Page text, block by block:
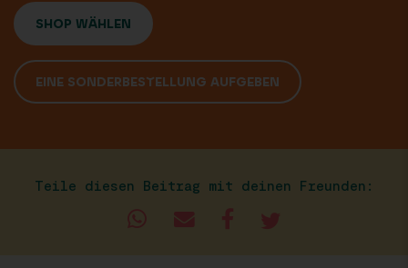
SHOP WÄHLEN
EINE SONDERBESTELLUNG AUFGEBEN
Teile diesen Beitrag mit deinen Freunden: